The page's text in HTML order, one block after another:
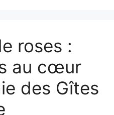
roses :
au cœur
des Gîtes